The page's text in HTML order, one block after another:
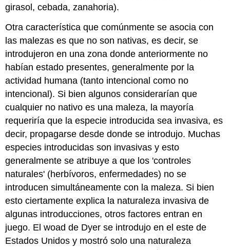
girasol, cebada, zanahoria).
Otra característica que comúnmente se asocia con
las malezas es que no son nativas, es decir, se
introdujeron en una zona donde anteriormente no
habían estado presentes, generalmente por la
actividad humana (tanto intencional como no
intencional). Si bien algunos considerarían que
cualquier no nativo es una maleza, la mayoría
requeriría que la especie introducida sea invasiva, es
decir, propagarse desde donde se introdujo. Muchas
especies introducidas son invasivas y esto
generalmente se atribuye a que los 'controles
naturales' (herbívoros, enfermedades) no se
introducen simultáneamente con la maleza. Si bien
esto ciertamente explica la naturaleza invasiva de
algunas introducciones, otros factores entran en
juego. El woad de Dyer se introdujo en el este de
Estados Unidos y mostró solo una naturaleza